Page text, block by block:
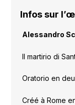
Infos sur
Alessandro
Il martirio di
Oratorio en
Créé à Rome